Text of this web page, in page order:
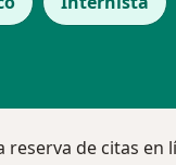
reserva de citas en